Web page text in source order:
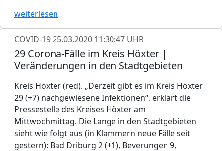
weiterlesen
COVID-1925.03.2020 11:30:47 UHR
29 Corona-Fälle im Kreis Höxter |
Veränderungen in den Stadtgebieten
Kreis Höxter (red). „Derzeit gibt es im Kreis Höxter
29 (+7) nachgewiesene Infektionen“, erklärt die
Pressestelle des Kreises Höxter am
Mittwochmittag. Die Lange in den Stadtgebieten
sieht wie folgt aus (in Klammern neue Fälle seit
gestern): Bad Driburg 2 (+1), Beverungen 9,